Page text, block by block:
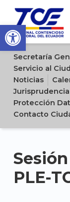
Open toolbar
Sitio oficial del Tribunal Contencioso Electoral del Ecuador
Secretaría
Servicio al
Noticias
Protección
Contacto
PLE-